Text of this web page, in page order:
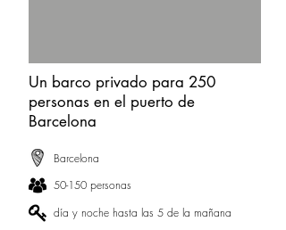
Un barco privado para 250
personas en el puerto de
Barcelona
Barcelona
50-150 personas
día y noche hasta las 5 de la mañana